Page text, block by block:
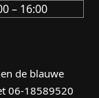
– 16:00
de blauwe
06-18589520